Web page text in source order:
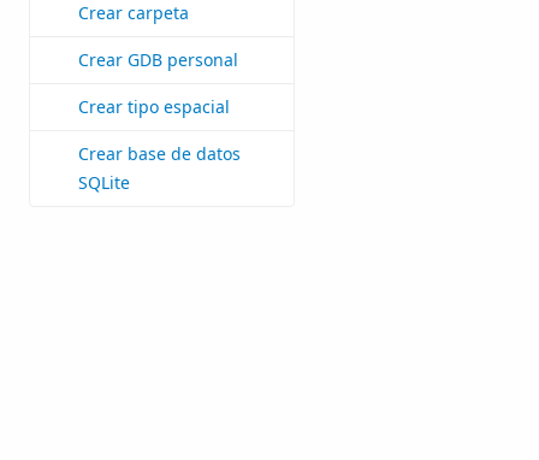
Crear carpeta
Crear GDB personal
Crear tipo espacial
Crear base de datos
SQLite